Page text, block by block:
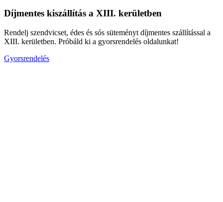
Díjmentes kiszállítás a XIII. kerületben
Rendelj szendvicset, édes és sós süteményt díjmentes szállítással a
XIII. kerületben. Próbáld ki a gyorsrendelés oldalunkat!
Gyorsrendelés